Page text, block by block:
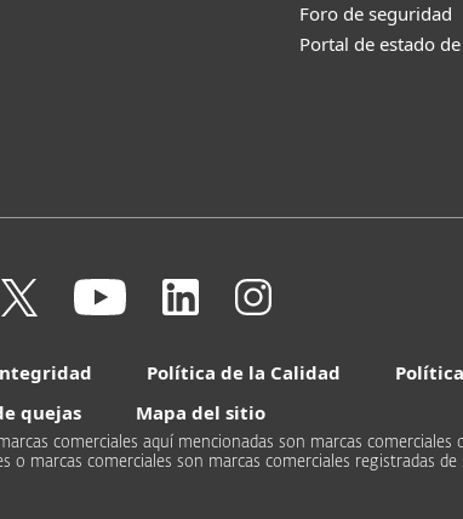
Foro de seguridad
Portal de estado de
Política de la Calidad
quejas
Mapa del sitio
comerciales aquí mencionadas son marcas comerciales
o marcas comerciales son marcas comerciales registradas